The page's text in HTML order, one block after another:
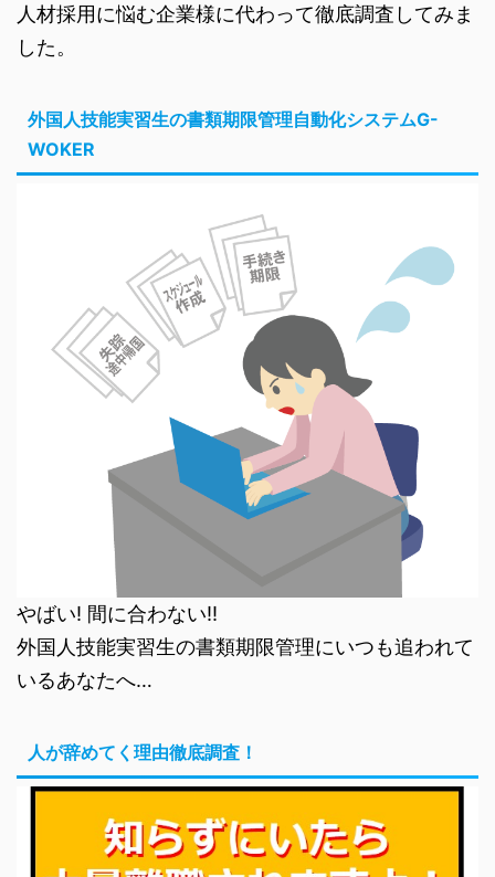
人材採用に悩む企業様に代わって徹底調査してみま
した。
外国人技能実習生の書類期限管理自動化システムG-
WOKER
やばい! 間に合わない!!
外国人技能実習生の書類期限管理にいつも追われて
いるあなたへ…
人が辞めてく理由徹底調査！